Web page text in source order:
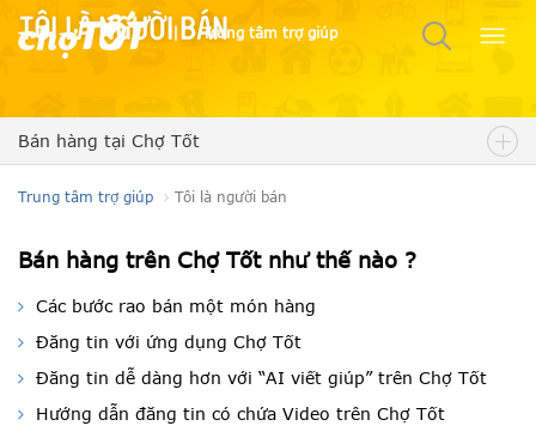
Trung tâm trợ giúp
Tôi là người bán
Bán hàng tại Chợ Tốt
Trung tâm trợ giúp Tôi là người bán
Bán hàng trên Chợ Tốt như thế nào ?
Các bước rao bán một món hàng
Đăng tin với ứng dụng Chợ Tốt
Đăng tin dễ dàng hơn với “AI viết giúp” trên Chợ Tốt
Hướng dẫn đăng tin có chứa Video trên Chợ Tốt